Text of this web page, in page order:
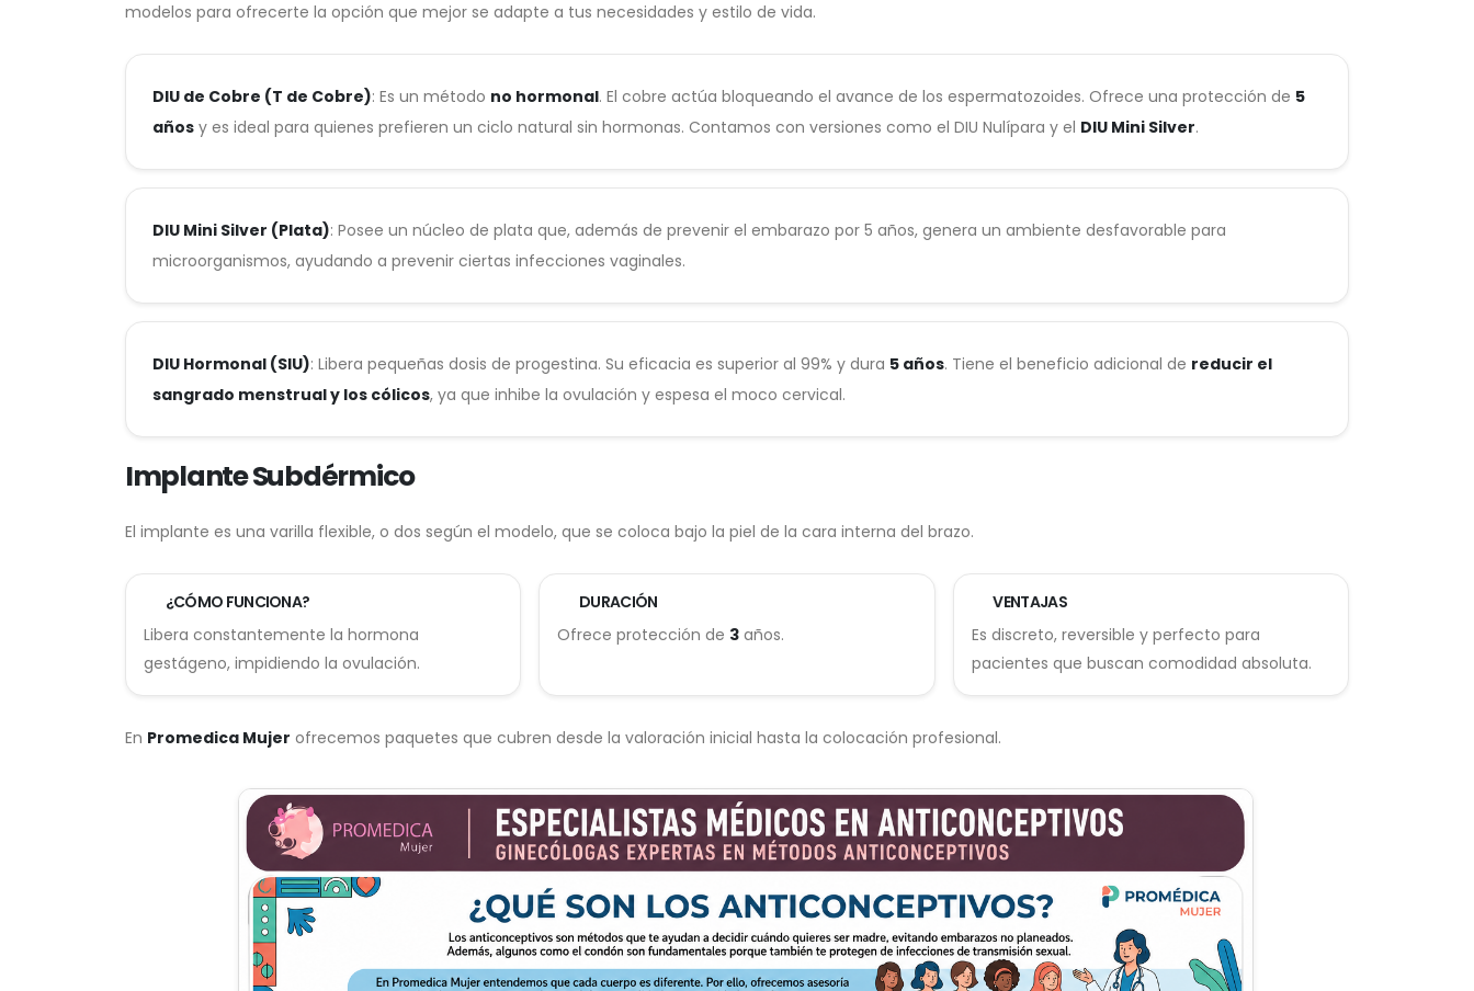
modelos para ofrecerte la opción que mejor se adapte a tus necesidades y estilo de vida.
DIU de Cobre (T de Cobre): Es un método no hormonal. El cobre actúa bloqueando el avance de los espermatozoides. Ofrece una protección de 5
años y es ideal para quienes prefieren un ciclo natural sin hormonas. Contamos con versiones como el DIU Nulípara y el DIU Mini Silver.
DIU Mini Silver (Plata): Posee un núcleo de plata que, además de prevenir el embarazo por 5 años, genera un ambiente desfavorable para
microorganismos, ayudando a prevenir ciertas infecciones vaginales.
DIU Hormonal (SIU): Libera pequeñas dosis de progestina. Su eficacia es superior al 99% y dura 5 años. Tiene el beneficio adicional de reducir el
sangrado menstrual y los cólicos, ya que inhibe la ovulación y espesa el moco cervical.
Implante Subdérmico
El implante es una varilla flexible, o dos según el modelo, que se coloca bajo la piel de la cara interna del brazo.
¿CÓMO FUNCIONA?
Libera constantemente la hormona
gestágeno, impidiendo la ovulación.
DURACIÓN
Ofrece protección de 3 años.
VENTAJAS
Es discreto, reversible y perfecto para
pacientes que buscan comodidad absoluta.
En Promedica Mujer ofrecemos paquetes que cubren desde la valoración inicial hasta la colocación profesional.